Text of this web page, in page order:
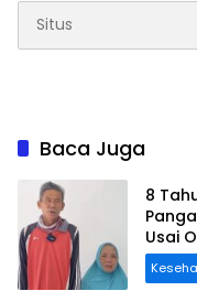
Baca Juga
8
Usai